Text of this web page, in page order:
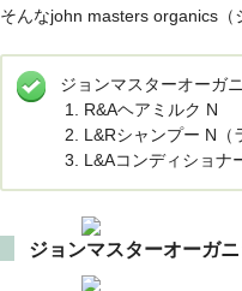
そんなjohn masters organics（
ジョンマスターオーガ
R&Aヘアミルク N
L&Rシャンプー N（
L&Aコンディショナ
ジョンマスターオーガ